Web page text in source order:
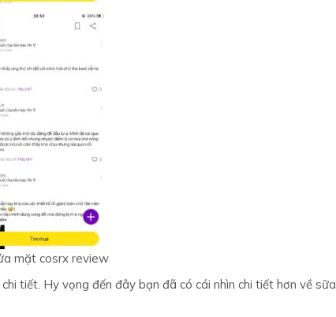
mặt cosrx review
chi tiết. Hy vọng đến đây bạn đã có cái nhìn chi tiết hơn về